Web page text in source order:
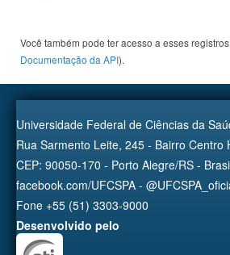
Você também pode ter acesso a esses
Documentação da API).
Universidade Federal de Ciências da
Rua Sarmento Leite, 245 - Bairro Centro
CEP: 90050-170 - Porto Alegre/RS -
facebook.com/UFCSPA -
Fone +55 (51) 3303-9000
Desenvolvido pelo